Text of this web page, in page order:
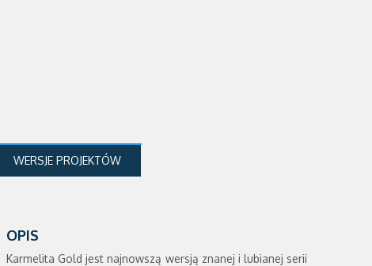
WERSJE PROJEKTÓW
OPIS
Karmelita Gold jest najnowszą wersją znanej i lubianej serii